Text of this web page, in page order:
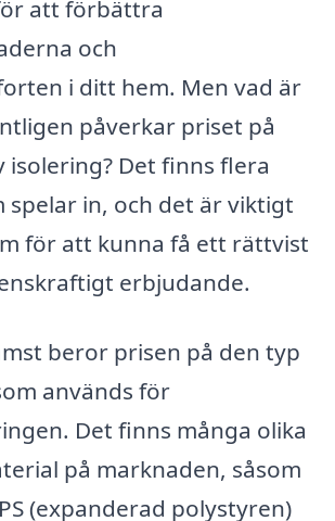
att förbättra
och
i ditt hem. Men vad är
påverkar priset på
isolering? Det finns flera
spelar in, och det är viktigt
för att kunna få ett rättvist
erbjudande.
beror prisen på den typ
används för
Det finns många olika
på marknaden, såsom
(expanderad polystyren)